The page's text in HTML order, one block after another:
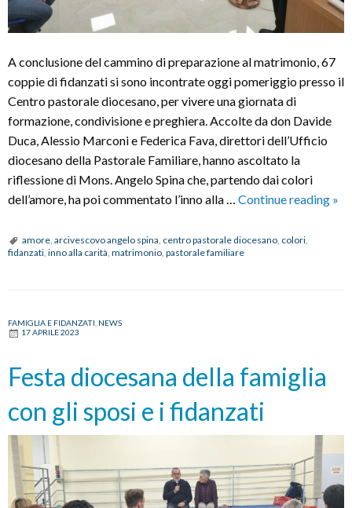
A conclusione del cammino di preparazione al matrimonio, 67
coppie di fidanzati si sono incontrate oggi pomeriggio presso il
Centro pastorale diocesano, per vivere una giornata di
formazione, condivisione e preghiera. Accolte da don Davide
Duca, Alessio Marconi e Federica Fava, direttori dell’Ufficio
diocesano della Pastorale Familiare, hanno ascoltato la
riflessione di Mons. Angelo Spina che, partendo dai colori
dell’amore, ha poi commentato l’inno alla … Continue reading »
amore, arcivescovo angelo spina, centro pastorale diocesano, colori,
fidanzati, inno alla carità, matrimonio, pastorale familiare
FAMIGLIA E FIDANZATI, NEWS
17 APRILE 2023
Festa diocesana della famiglia
con gli sposi e i fidanzati